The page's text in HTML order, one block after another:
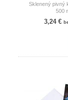
Sklenený pivný
500
3,24 €